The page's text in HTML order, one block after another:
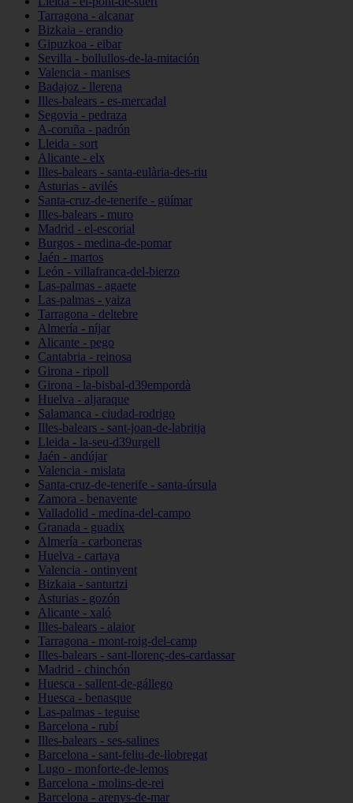
Tarragona - alcanar
Bizkaia - erandio
Gipuzkoa - eibar
Sevilla - bollullos-de-la-mitación
Valencia - manises
Badajoz - llerena
Illes-balears - es-mercadal
Segovia - pedraza
A-coruña - padrón
Lleida - sort
Alicante - elx
Illes-balears - santa-eulària-des-riu
Asturias - avilés
Santa-cruz-de-tenerife - güímar
Illes-balears - muro
Madrid - el-escorial
Burgos - medina-de-pomar
Jaén - martos
León - villafranca-del-bierzo
Las-palmas - agaete
Las-palmas - yaiza
Tarragona - deltebre
Almería - níjar
Alicante - pego
Cantabria - reinosa
Girona - ripoll
Girona - la-bisbal-d39empordà
Huelva - aljaraque
Salamanca - ciudad-rodrigo
Illes-balears - sant-joan-de-labritja
Lleida - la-seu-d39urgell
Jaén - andújar
Valencia - mislata
Santa-cruz-de-tenerife - santa-úrsula
Zamora - benavente
Valladolid - medina-del-campo
Granada - guadix
Almería - carboneras
Huelva - cartaya
Valencia - ontinyent
Bizkaia - santurtzi
Asturias - gozón
Alicante - xaló
Illes-balears - alaior
Tarragona - mont-roig-del-camp
Illes-balears - sant-llorenç-des-cardassar
Madrid - chinchón
Huesca - sallent-de-gállego
Huesca - benasque
Las-palmas - teguise
Barcelona - rubí
Illes-balears - ses-salines
Barcelona - sant-feliu-de-llobregat
Lugo - monforte-de-lemos
Barcelona - molins-de-rei
Barcelona - arenys-de-mar